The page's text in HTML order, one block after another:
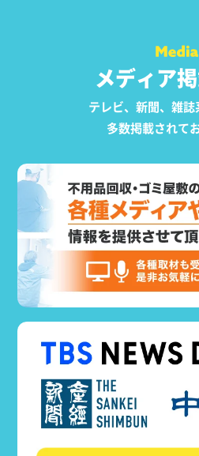
メディア
テレビ、新聞、雑
多数掲載されて